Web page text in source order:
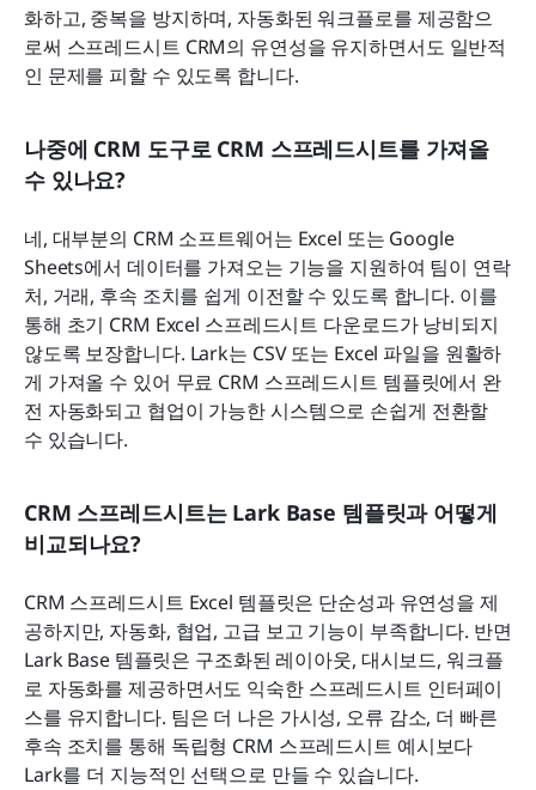
화하고, 중복을 방지하며, 자동화된 워크플로를 제공함으
로써 스프레드시트 CRM의 유연성을 유지하면서도 일반적
인 문제를 피할 수 있도록 합니다.
나중에 CRM 도구로 CRM 스프레드시트를 가져올
수 있나요?
네, 대부분의 CRM 소프트웨어는 Excel 또는 Google
Sheets에서 데이터를 가져오는 기능을 지원하여 팀이 연락
처, 거래, 후속 조치를 쉽게 이전할 수 있도록 합니다. 이를
통해 초기 CRM Excel 스프레드시트 다운로드가 낭비되지
않도록 보장합니다. Lark는 CSV 또는 Excel 파일을 원활하
게 가져올 수 있어 무료 CRM 스프레드시트 템플릿에서 완
전 자동화되고 협업이 가능한 시스템으로 손쉽게 전환할
수 있습니다.
CRM 스프레드시트는 Lark Base 템플릿과 어떻게
비교되나요?
CRM 스프레드시트 Excel 템플릿은 단순성과 유연성을 제
공하지만, 자동화, 협업, 고급 보고 기능이 부족합니다. 반면
Lark Base 템플릿은 구조화된 레이아웃, 대시보드, 워크플
로 자동화를 제공하면서도 익숙한 스프레드시트 인터페이
스를 유지합니다. 팀은 더 나은 가시성, 오류 감소, 더 빠른
후속 조치를 통해 독립형 CRM 스프레드시트 예시보다
Lark를 더 지능적인 선택으로 만들 수 있습니다.